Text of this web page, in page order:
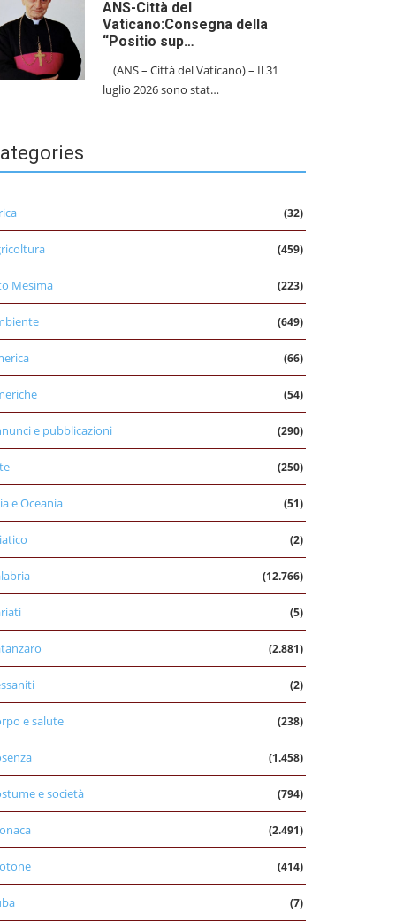
ANS-Città del
Vaticano:Consegna della
“Positio sup…
(ANS – Città del Vaticano) – Il 31
luglio 2026 sono stat…
(32)
(459)
Mesima (223)
(649)
(66)
(54)
e pubblicazioni (290)
(250)
e Oceania (51)
(2)
(12.766)
(5)
(2.881)
(2)
e salute (238)
(1.458)
e società (794)
(2.491)
(414)
(7)